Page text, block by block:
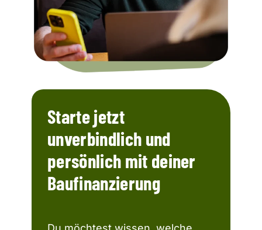
Starte jetzt
unverbindlich und
persönlich mit deiner
Baufinanzierung